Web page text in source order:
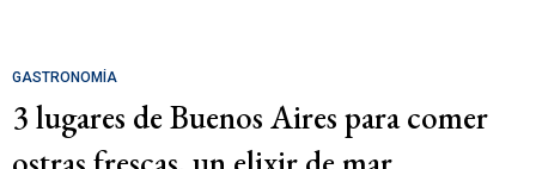
GASTRONOMÍA
3 lugares de Buenos Aires para comer